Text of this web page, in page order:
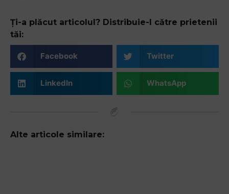
Ți-a plăcut articolul? Distribuie-l către prietenii
tăi:
Facebook Twitter
LinkedIn WhatsApp
Alte articole similare: